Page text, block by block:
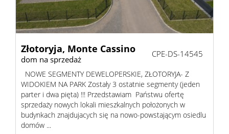
Złotoryja, Monte Cassino
dom na sprzedaż
CPE-DS-14545
NOWE SEGMENTY DEWELOPERSKIE, ZŁOTORYJA- Z
WIDOKIEM NA PARK Zostały 3 ostatnie segmenty (jeden
parter i dwa pięta) !!! Przedstawiam Państwu ofertę
sprzedaży nowych lokali mieszkalnych położonych w
budynkach znajdujacych się na nowo-powstającym osiedlu
domów ...